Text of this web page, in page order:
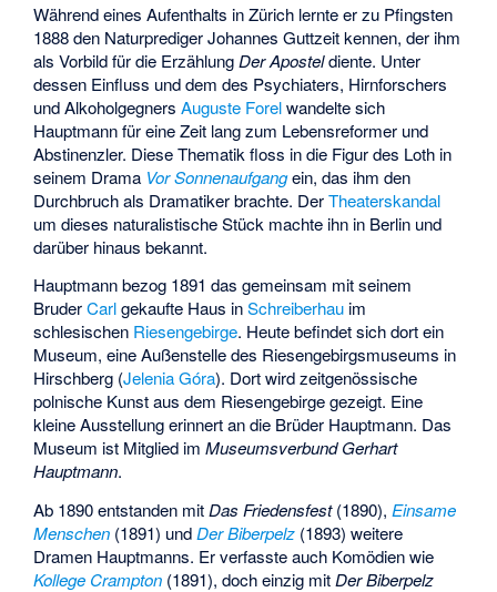
Während eines Aufenthalts in Zürich lernte er zu Pfingsten
1888 den NaturpredigerJohannes Guttzeitkennen, der ihm
als Vorbild für die ErzählungDer Aposteldiente. Unter
dessen Einfluss und dem des Psychiaters, Hirnforschers
und AlkoholgegnersAuguste Forelwandelte sich
Hauptmann für eine Zeit lang zum Lebensreformer und
Abstinenzler. Diese Thematik floss in die Figur des Loth in
seinem Drama Vor Sonnenaufgangein, das ihm den
Durchbruch als Dramatiker brachte. DerTheaterskandal
um dieses naturalistische Stück machte ihn in Berlin und
darüber hinaus bekannt.
Hauptmann bezog 1891 das gemeinsam mit seinem
BruderCarlgekaufte Haus inSchreiberhau im
schlesischen Riesengebirge. Heute befindet sich dort ein
Museum, eine Außenstelle des Riesengebirgsmuseums in
Hirschberg (Jelenia Góra). Dort wird zeitgenössische
polnische Kunst aus dem Riesengebirge gezeigt. Eine
kleine Ausstellung erinnert an die Brüder Hauptmann. Das
Museum ist Mitglied imMuseumsverbund Gerhart
Hauptmann.
Ab 1890 entstanden mitDas Friedensfest(1890), Einsame
Menschen (1891) undDer Biberpelz (1893) weitere
Dramen Hauptmanns. Er verfasste auch Komödien wie
Kollege Crampton (1891), doch einzig mitDer Biberpelz